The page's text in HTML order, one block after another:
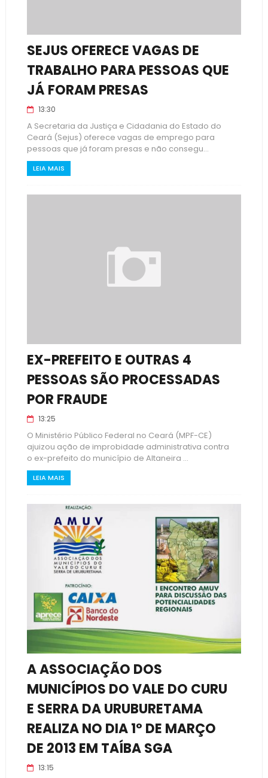
SEJUS OFERECE VAGAS DE
TRABALHO PARA PESSOAS QUE
JÁ FORAM PRESAS
13:30
A Secretaria da Justiça e Cidadania do Estado do
Ceará (Sejus) oferece vagas de emprego para
pessoas que já foram presas e não consegu...
LEIA MAIS
EX-PREFEITO E OUTRAS 4
PESSOAS SÃO PROCESSADAS
POR FRAUDE
13:25
O Ministério Público Federal no Ceará (MPF-CE)
ajuizou ação de improbidade administrativa contra
o ex-prefeito do município de Altaneira ...
LEIA MAIS
A ASSOCIAÇÃO DOS
MUNICÍPIOS DO VALE DO CURU
E SERRA DA URUBURETAMA
REALIZA NO DIA 1º DE MARÇO
DE 2013 EM TAÍBA SGA
13:15